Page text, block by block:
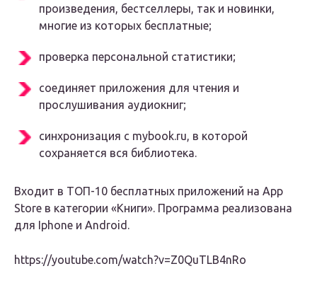
произведения, бестселлеры, так и новинки,
многие из которых бесплатные;
проверка персональной статистики;
соединяет приложения для чтения и
прослушивания аудиокниг;
синхронизация с mybook.ru, в которой
сохраняется вся библиотека.
Входит в ТОП-10 бесплатных приложений на App
Store в категории «Книги». Программа реализована
для Iphone и Android.
https://youtube.com/watch?v=Z0QuTLB4nRo